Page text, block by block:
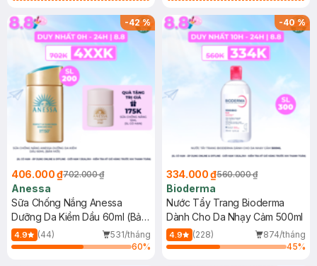
SPF 50+ 20ml (SL Có Hạn)
(SL có hạn)
-42%
406.000 ₫702.000 ₫
Anessa
Sữa Chống Nắng Anessa
Dưỡng Da Kiềm Dầu 60ml (Bản
Mới)
4.9 (44)
531/tháng
60%
-40%
334.000 ₫560.000 ₫
Bioderma
Nước Tẩy Trang Bioderma
Dành Cho Da Nhạy Cảm 500ml
4.9 (228)
874/tháng
45%